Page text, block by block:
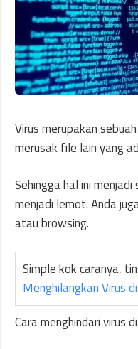
Virus merupakan
merusak file lain yang
Sehingga hal ini
menjadi lemot. Anda
atau browsing.
Simple kok caranya,
Menghilangkan Virus
Cara menghindari virus